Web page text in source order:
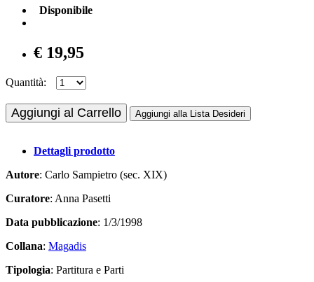
Disponibile
€ 19,95
Quantità:
Aggiungi al Carrello Aggiungi alla Lista Desideri
Dettagli prodotto
Autore: Carlo Sampietro (sec. XIX)
Curatore: Anna Pasetti
Data pubblicazione: 1/3/1998
Collana: Magadis
Tipologia: Partitura e Parti